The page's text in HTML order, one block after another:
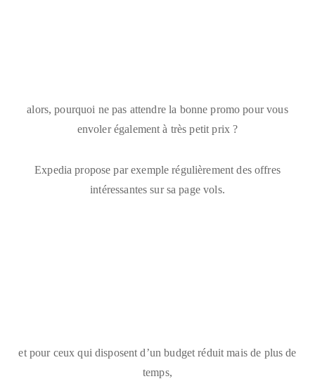
alors, pourquoi ne pas attendre la bonne promo pour vous
envoler également à très petit prix ?
Expedia propose par exemple régulièrement des offres
intéressantessur sa page vols.
et pour ceux qui disposent d’un budget réduit mais de plus de
temps,